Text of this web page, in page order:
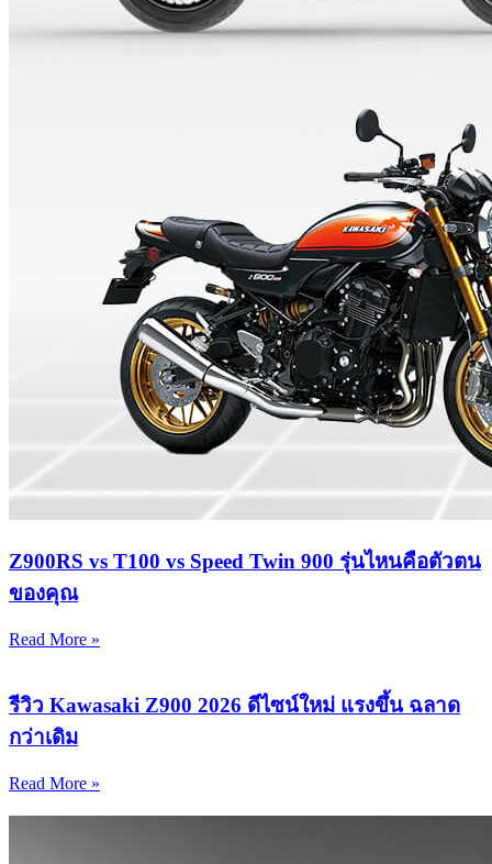
Z900RS vs T100 vs Speed Twin 900 รุ่นไหนคือตัวตน
ของคุณ
Read More »
รีวิว Kawasaki Z900 2026 ดีไซน์ใหม่ แรงขึ้น ฉลาด
กว่าเดิม
Read More »